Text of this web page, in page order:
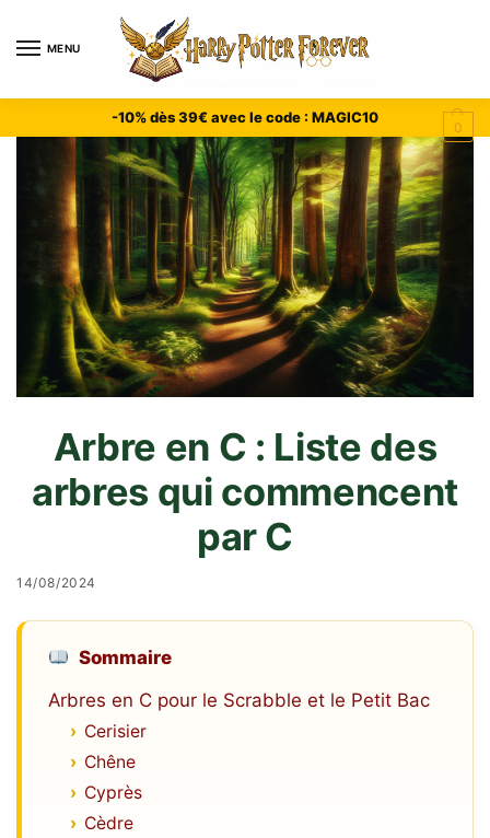
MENU
0
-10% dès 39€ avec le code : MAGIC10
Arbre en C : Liste des
arbres qui commencent
par C
14/08/2024
Sommaire
Arbres en C pour le Scrabble et le Petit Bac
Cerisier
Chêne
Cyprès
Cèdre